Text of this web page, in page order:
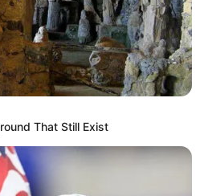
NOTICIAS BOLÍVAR
ARANA
ALERTA
That Still Exist